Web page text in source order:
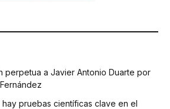
perpetua a Javier Antonio Duarte por
pruebas científicas clave en el